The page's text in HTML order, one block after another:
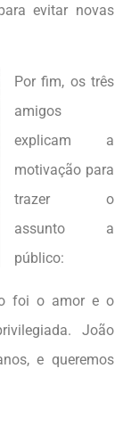
evitar novas
Por fim, os três
amigos
explicam a
motivação para
trazer o
assunto a
público:
foi o amor e o
João
e queremos